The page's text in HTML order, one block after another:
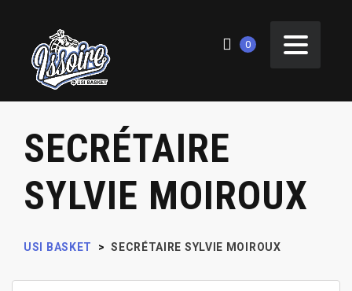
0
SECRÉTAIRE
SYLVIE MOIROUX
USI BASKET > SECRÉTAIRE SYLVIE MOIROUX